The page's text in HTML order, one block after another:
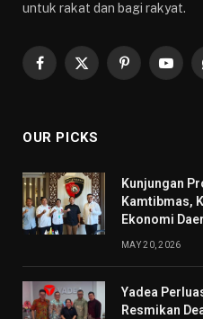
untuk rakat dan bagi rakyat.
Facebook
X
Pinterest
OUR PICKS
Kunjungan
Kamtibmas,
Ekonomi
MAY 20, 2026
Yadea
Resmikan